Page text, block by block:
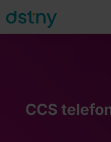
CCS